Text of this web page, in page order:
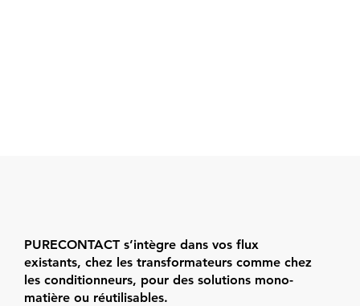
PURECONTACT s’intègre dans vos flux
existants, chez les transformateurs comme chez
les conditionneurs, pour des solutions mono-
matière ou réutilisables.